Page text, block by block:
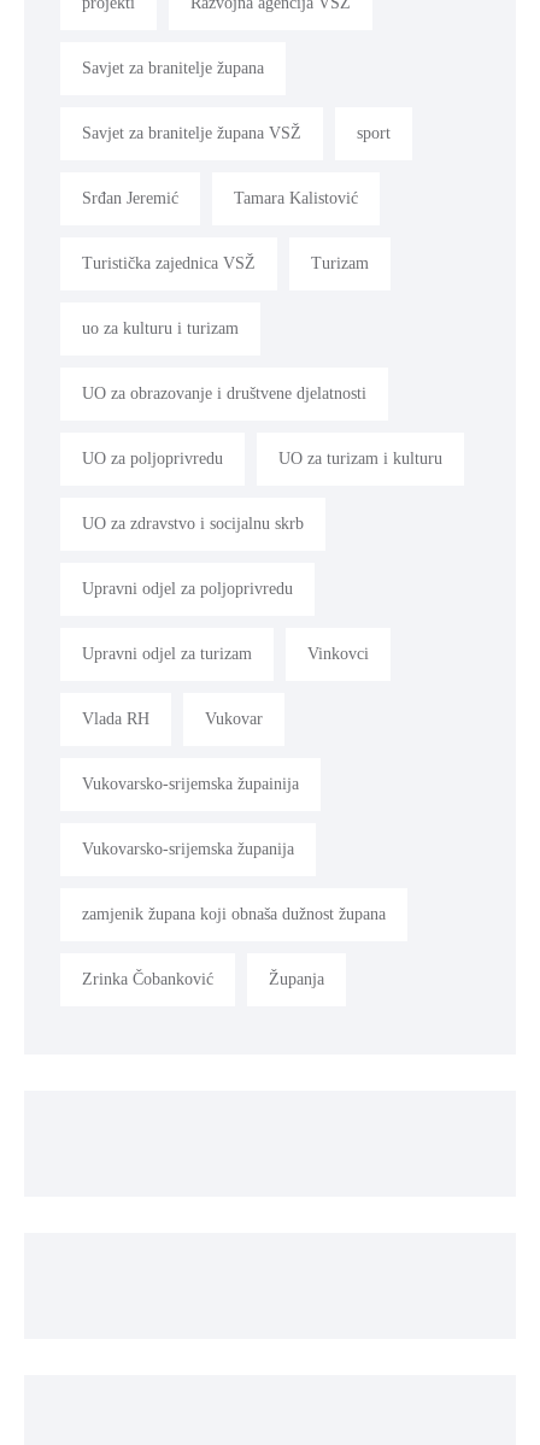
Savjet za branitelje župana
Savjet za branitelje župana VSŽ sport
Srđan Jeremić Tamara Kalistović
Turistička zajednica VSŽ Turizam
uo za kulturu i turizam
UO za obrazovanje i društvene djelatnosti
UO za poljoprivredu UO za turizam i kulturu
UO za zdravstvo i socijalnu skrb
Upravni odjel za poljoprivredu
Upravni odjel za turizam Vinkovci
Vlada RH Vukovar
Vukovarsko-srijemska župainija
Vukovarsko-srijemska županija
zamjenik župana koji obnaša dužnost župana
Zrinka Čobanković Županja